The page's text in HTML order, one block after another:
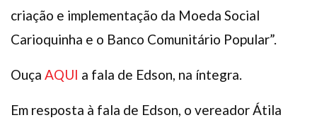
criação e implementação da Moeda Social
Carioquinha e o Banco Comunitário Popular”.
Ouça AQUI a fala de Edson, na íntegra.
Em resposta à fala de Edson, o vereador Átila